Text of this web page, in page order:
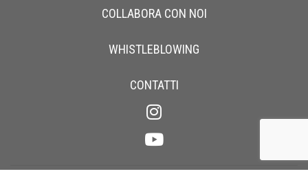
COLLABORA CON NOI
WHISTLEBLOWING
CONTATTI